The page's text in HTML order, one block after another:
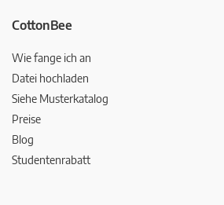
CottonBee
Wie fange ich an
Datei hochladen
Siehe Musterkatalog
Preise
Blog
Studentenrabatt